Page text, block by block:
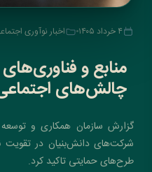
۴ خرداد ۱۴۰۵ اخبار نوآوری
منابع و
چالش‌های
شرکت‌های دانش‌بنیان در
طرح‌های حمایتی تاکید کرد.